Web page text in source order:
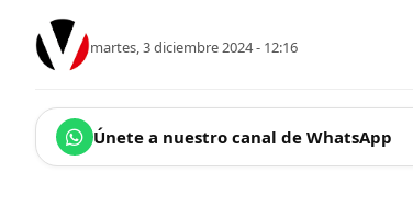
martes, 3 diciembre 2024 - 12:16
Únete a nuestro canal de WhatsApp